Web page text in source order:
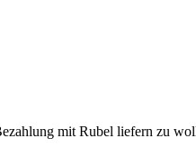
mit Rubel liefern zu